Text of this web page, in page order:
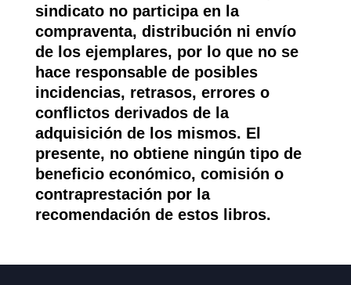
sindicato no participa en la
compraventa, distribución ni envío
de los ejemplares, por lo que no se
hace responsable de posibles
incidencias, retrasos, errores o
conflictos derivados de la
adquisición de los mismos. El
presente, no obtiene ningún tipo de
beneficio económico, comisión o
contraprestación por la
recomendación de estos libros.